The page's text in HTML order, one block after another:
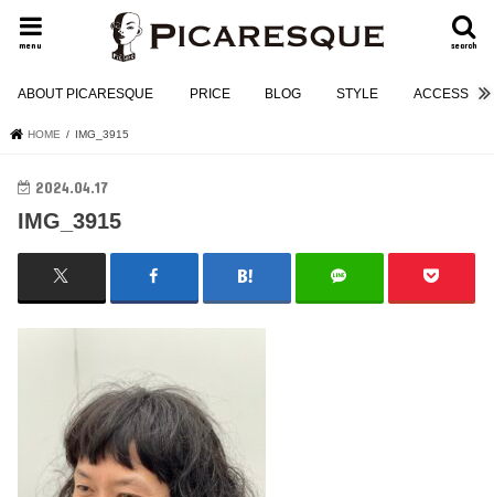
search
menu
ABOUT PICARESQUE PRICE BLOG STYLE ACCESS
HOME IMG_3915
2024.04.17
IMG_3915